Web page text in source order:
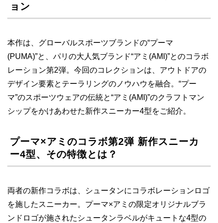
ョン
本作は、グローバルスポーツブランドの“プーマ
(PUMA)”と、パリの大人気ブランド“アミ(AMI)”とのコラボ
レーション第2弾。今回のコレクションは、アウトドアの
デザイン要素とテーラリングのノウハウを融合。“プー
マ”のスポーツウェアの伝統と“アミ(AMI)”のクラフトマン
シップをかけあわせた新作スニーカー4型をご紹介。
プーマ×アミのコラボ第2弾 新作スニーカ
ー4型、その特徴とは？
両者の新作コラボは、シュータンにコラボレーションロゴ
を施したスニーカー。プーマ×アミの限定オリジナルブラ
ンドロゴが施されたシュータンラベルがキュートな4型の